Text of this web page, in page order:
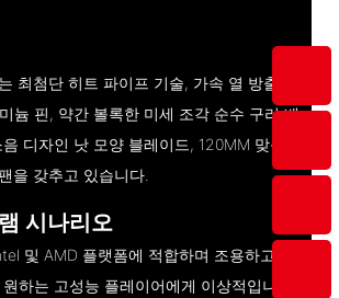
최첨단 히트 파이프 기술, 가속 열 방출을
늄 핀, 약간 볼록한 미세 조각 순수 구리 베
디자인 낫 모양 블레이드, 120MM 맞춤형
을 갖추고 있습니다.
시나리오
및 AMD 플랫폼에 적합하며 조용하고 효
하는 고성능 플레이어에게 이상적입니다.